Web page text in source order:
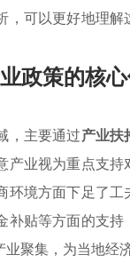
，可以更好地理
政策的核
，主要通过产业扶
产业视为重点支
环境方面下足了
补贴等方面的支
聚集，为当地经